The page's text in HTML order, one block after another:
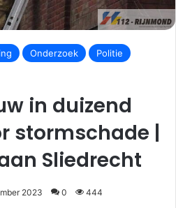
Onderzoek
Politie
in duizend
stormschade |
Sliedrecht
2023 0 444